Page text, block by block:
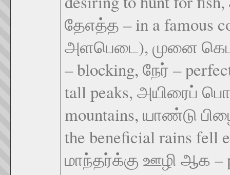
தேஎத்த – in a
அளபெடை), முனை கெட
– blocking, நேர் –
tall peaks, அயிரைப்
mountains, யாண்டு
the beneficial rains fell
மாந்தர்க்கு ஊழி ஆக –